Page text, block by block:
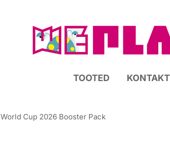
TOOTED KONTAKT
World Cup 2026 Booster Pack